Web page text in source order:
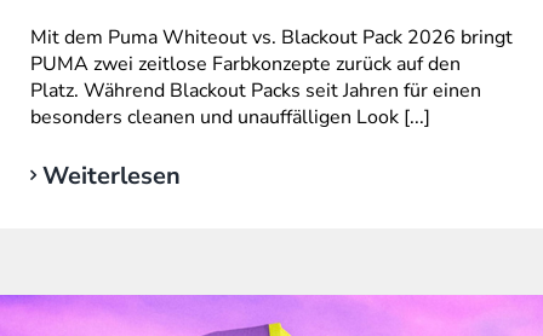
Mit dem Puma Whiteout vs. Blackout Pack 2026 bringt
PUMA zwei zeitlose Farbkonzepte zurück auf den
Platz. Während Blackout Packs seit Jahren für einen
besonders cleanen und unauffälligen Look [...]
Weiterlesen